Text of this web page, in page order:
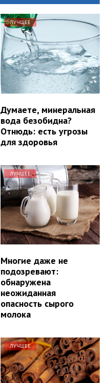
ЛУЧШЕЕ
Думаете, минеральная
вода безобидна?
Отнюдь: есть угрозы
для здоровья
ЛУЧШЕЕ
Многие даже не
подозревают:
обнаружена
неожиданная
опасность сырого
молока
ЛУЧШЕЕ